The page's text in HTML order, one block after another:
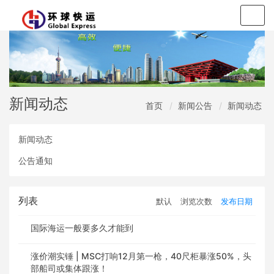
新闻动态 首页 新闻公告 新闻动态
新闻动态
公告通知
列表 默认 浏览次数 发布日期
国际海运一般要多久才能到
涨价潮实锤 | MSC打响12月第一枪，40尺柜暴涨50%，头
部船司或集体跟涨！